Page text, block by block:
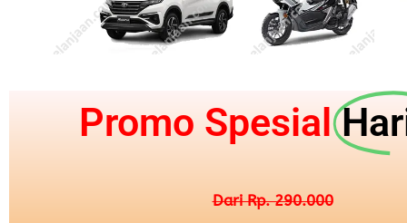
Promo Spesial
Dari Rp. 290.000